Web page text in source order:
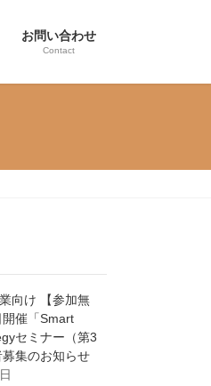
お問い合わせ
Contact
向け 【参加無
催「Smart
セミナー（第3
集のお知らせ